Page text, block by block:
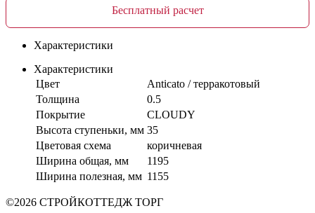
Бесплатный расчет
Характеристики
Характеристики
Цвет
Anticato / терракотовый
Толщина
0.5
Покрытие
CLOUDY
Высота ступеньки, мм 35
Цветовая схема
коричневая
Ширина общая, мм
1195
Ширина полезная, мм 1155
©2026 СТРОЙКОТТЕДЖ ТОРГ